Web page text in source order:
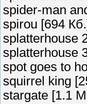
spider-man
spirou [694
splatterhouse
splatterhouse
spot goes to
squirrel king
stargate [1.1